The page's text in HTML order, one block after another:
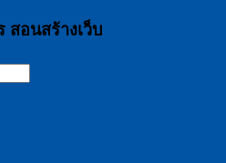
สอนสร้างเว็บ